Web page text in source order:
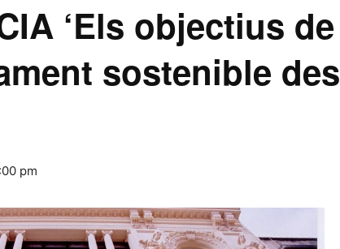
‘Els objectius de
sostenible des
pm